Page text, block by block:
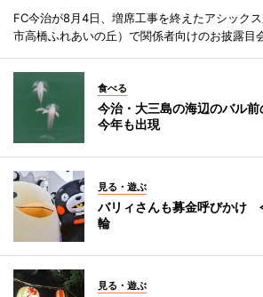
FC今治が8月4日、増席工事を終えたアシック
市高橋ふれあいの丘）で関係者向けのお披露目
食べる
今治・大三島の海辺のバル
今年も出現
見る・遊ぶ
バリィさんも募金呼びかけ
輪
見る・遊ぶ